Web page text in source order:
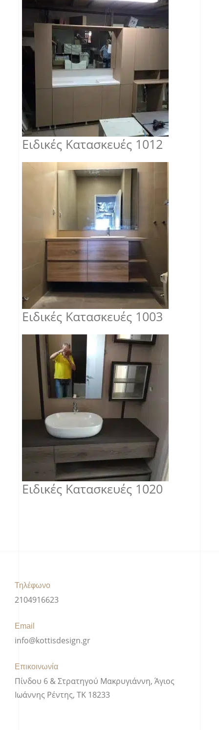
Ειδικές Κατασκευές 1012
Ειδικές Κατασκευές 1003
Ειδικές Κατασκευές 1020
Τηλέφωνο
2104916623
Email
info@kottisdesign.gr
Επικοινωνία
Πίνδου 6 & Στρατηγού Μακρυγιάννη, Άγιος
Ιωάννης Ρέντης, ΤΚ 18233